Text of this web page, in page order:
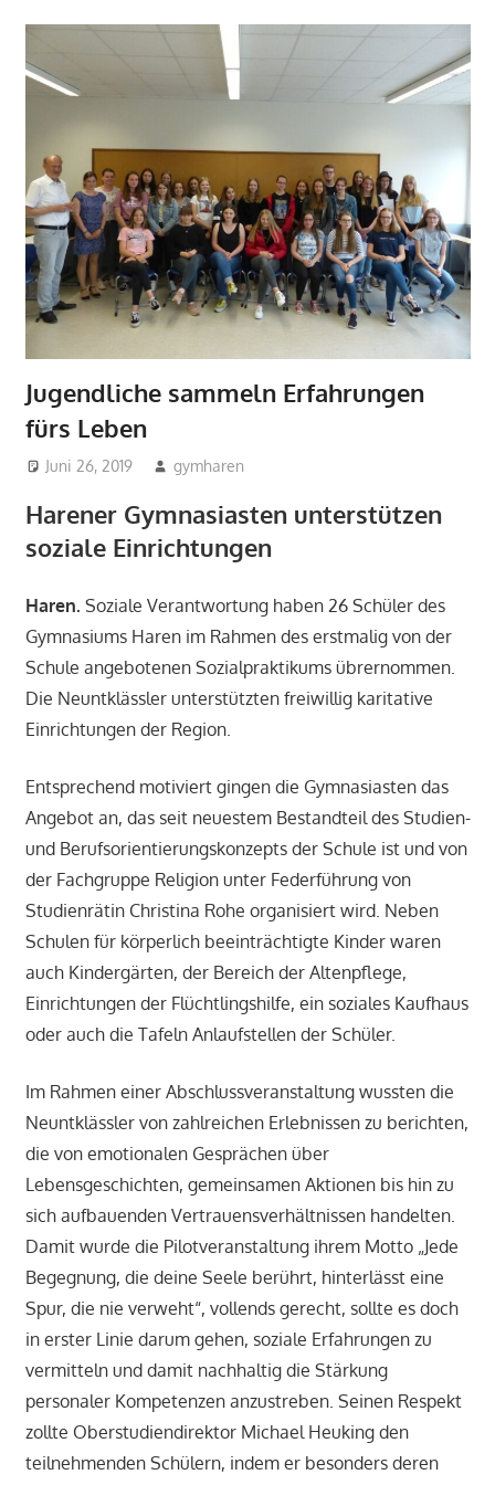
Jugendliche sammeln Erfahrungen
fürs Leben
Juni 26, 2019 gymharen
Pressespiegel,Religion
Harener Gymnasiasten unterstützen
soziale Einrichtungen
Haren. Soziale Verantwortung haben 26 Schüler des
Gymnasiums Haren im Rahmen des erstmalig von der
Schule angebotenen Sozialpraktikums übrernommen.
Die Neuntklässler unterstützten freiwillig karitative
Einrichtungen der Region.
Entsprechend motiviert gingen die Gymnasiasten das
Angebot an, das seit neuestem Bestandteil des Studien-
und Berufsorientierungskonzepts der Schule ist und von
der Fachgruppe Religion unter Federführung von
Studienrätin Christina Rohe organisiert wird. Neben
Schulen für körperlich beeinträchtigte Kinder waren
auch Kindergärten, der Bereich der Altenpflege,
Einrichtungen der Flüchtlingshilfe, ein soziales Kaufhaus
oder auch die Tafeln Anlaufstellen der Schüler.
Im Rahmen einer Abschlussveranstaltung wussten die
Neuntklässler von zahlreichen Erlebnissen zu berichten,
die von emotionalen Gesprächen über
Lebensgeschichten, gemeinsamen Aktionen bis hin zu
sich aufbauenden Vertrauensverhältnissen handelten.
Damit wurde die Pilotveranstaltung ihrem Motto „Jede
Begegnung, die deine Seele berührt, hinterlässt eine
Spur, die nie verweht“, vollends gerecht, sollte es doch
in erster Linie darum gehen, soziale Erfahrungen zu
vermitteln und damit nachhaltig die Stärkung
personaler Kompetenzen anzustreben. Seinen Respekt
zollte Oberstudiendirektor Michael Heuking den
teilnehmenden Schülern, indem er besonders deren